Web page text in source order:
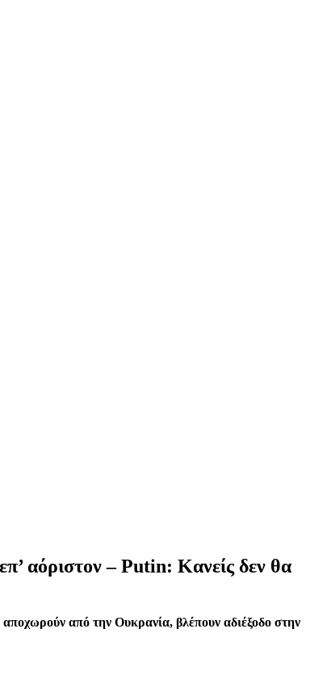
αόριστον – Putin: Κανείς δεν θα
από την Ουκρανία, βλέπουν αδιέξοδο στην